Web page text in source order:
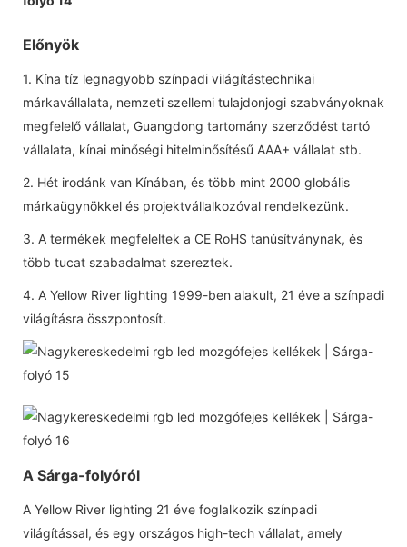
Előnyök
1. Kína tíz legnagyobb színpadi világítástechnikai
márkavállalata, nemzeti szellemi tulajdonjogi szabványoknak
megfelelő vállalat, Guangdong tartomány szerződést tartó
vállalata, kínai minőségi hitelminősítésű AAA+ vállalat stb.
2. Hét irodánk van Kínában, és több mint 2000 globális
márkaügynökkel és projektvállalkozóval rendelkezünk.
3. A termékek megfeleltek a CE RoHS tanúsítványnak, és
több tucat szabadalmat szereztek.
4. A Yellow River lighting 1999-ben alakult, 21 éve a színpadi
világításra összpontosít.
A Sárga-folyóról
A Yellow River lighting 21 éve foglalkozik színpadi
világítással, és egy országos high-tech vállalat, amely